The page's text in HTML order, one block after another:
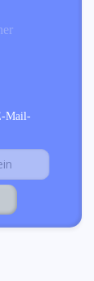
Mail-